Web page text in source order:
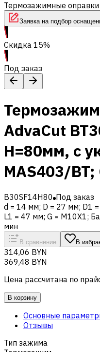
Термозажимные оправки
Заявка на подбор
Скидка 15%
Под заказ
AdvaCut
H=80мм, с
MAS403/BT;
B30SF14H80 Под заказ
d = 14 мм; D = 27 мм; D1
L1 = 47 мм; G = M10X1;
мин
В сравнение В
314,06 BYN
369,48 BYN
Цена рассчитана по
В корзину
Основные
Отзывы
Тип зажима